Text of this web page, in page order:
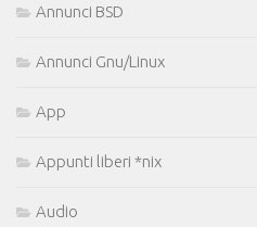
Annunci BSD
Annunci Gnu/Linux
App
Appunti liberi *nix
Audio